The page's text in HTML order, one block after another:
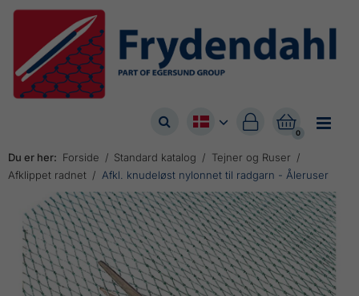


0

Du er her: Forside Standard katalog
Tejner og Ruser
Afklippet radnet
Afkl. knudeløst nylonnet til radgarn - Åleruser